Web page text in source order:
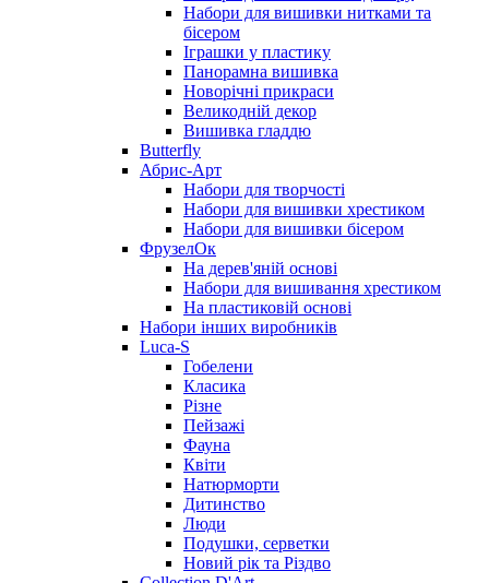
Набори для вишивки нитками та
бісером
Іграшки у пластику
Панорамна вишивка
Новорічні прикраси
Великодній декор
Вишивка гладдю
Butterfly
Абрис-Арт
Набори для творчості
Набори для вишивки хрестиком
Набори для вишивки бісером
ФрузелОк
На дерев'яній основі
Набори для вишивання хрестиком
На пластиковій основі
Набори інших виробників
Luca-S
Гобелени
Класика
Різне
Пейзажі
Фауна
Квіти
Натюрморти
Дитинство
Люди
Подушки, серветки
Новий рік та Різдво